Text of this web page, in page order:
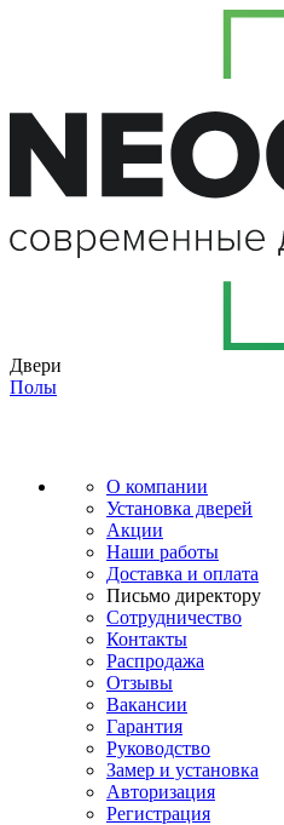
Двери
Полы
О компании
Установка дверей
Акции
Наши работы
Доставка и оплата
Письмо директору
Сотрудничество
Контакты
Распродажа
Отзывы
Вакансии
Гарантия
Руководство
Замер и установка
Авторизация
Регистрация